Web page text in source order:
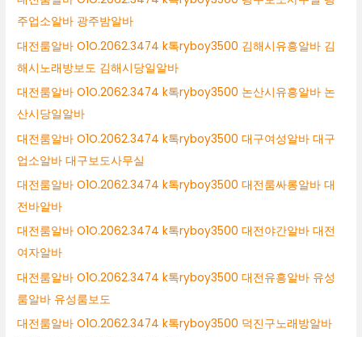
주업소알바 광주밤알바
대전룸알바 O1O.2062.3474 k톡ryboy3500 김해시유흥알바 김
해시노래방보도 김해시당일알바
대전룸알바 O1O.2062.3474 k톡ryboy3500 논산시유흥알바 논
산시당일알바
대전룸알바 O1O.2062.3474 k톡ryboy3500 대구여성알바 대구
업소알바 대구보도사무실
대전룸알바 O1O.2062.3474 k톡ryboy3500 대전룸싸롱알바 대
전바알바
대전룸알바 O1O.2062.3474 k톡ryboy3500 대전야간알바 대전
여자알바
대전룸알바 O1O.2062.3474 k톡ryboy3500 대전유흥알바 유성
룸알바 유성룸보도
대전룸알바 O1O.2062.3474 k톡ryboy3500 덕진구노래방알바